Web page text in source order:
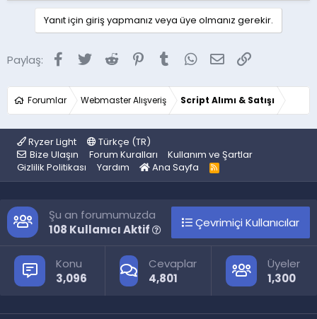
k
l
:
Yanıt için giriş yapmanız veya üye olmanız gerekir.
Paylaş: Facebook
Twitter Reddit Pinterest
Tumblr WhatsApp
E-posta
Forumlar Webmaster Alışveriş Script Alımı & Satışı
Ryzer Light
Türkçe (TR)
Bize Ulaşın
Forum Kuralları
Kullanım ve Şartlar
Gizlilik Politikası
Yardım Ana Sayfa
R
S
Şu an forumumuzda
108 Kullanıcı Aktif
Çevrimiçi Kullanıcılar
Konu
3,096
Cevaplar
4,801
Üyeler
1,300